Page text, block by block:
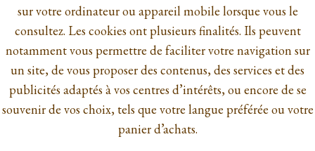
sur votre ordinateur ou appareil mobile lorsque vous le
consultez. Les cookies ont plusieurs finalités. Ils peuvent
notamment vous permettre de faciliter votre navigation sur
un site, de vous proposer des contenus, des services et des
publicités adaptés à vos centres d’intérêts, ou encore de se
souvenir de vos choix, tels que votre langue préférée ou votre
panier d’achats.